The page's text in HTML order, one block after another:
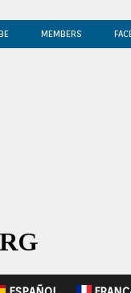
MEMBERS